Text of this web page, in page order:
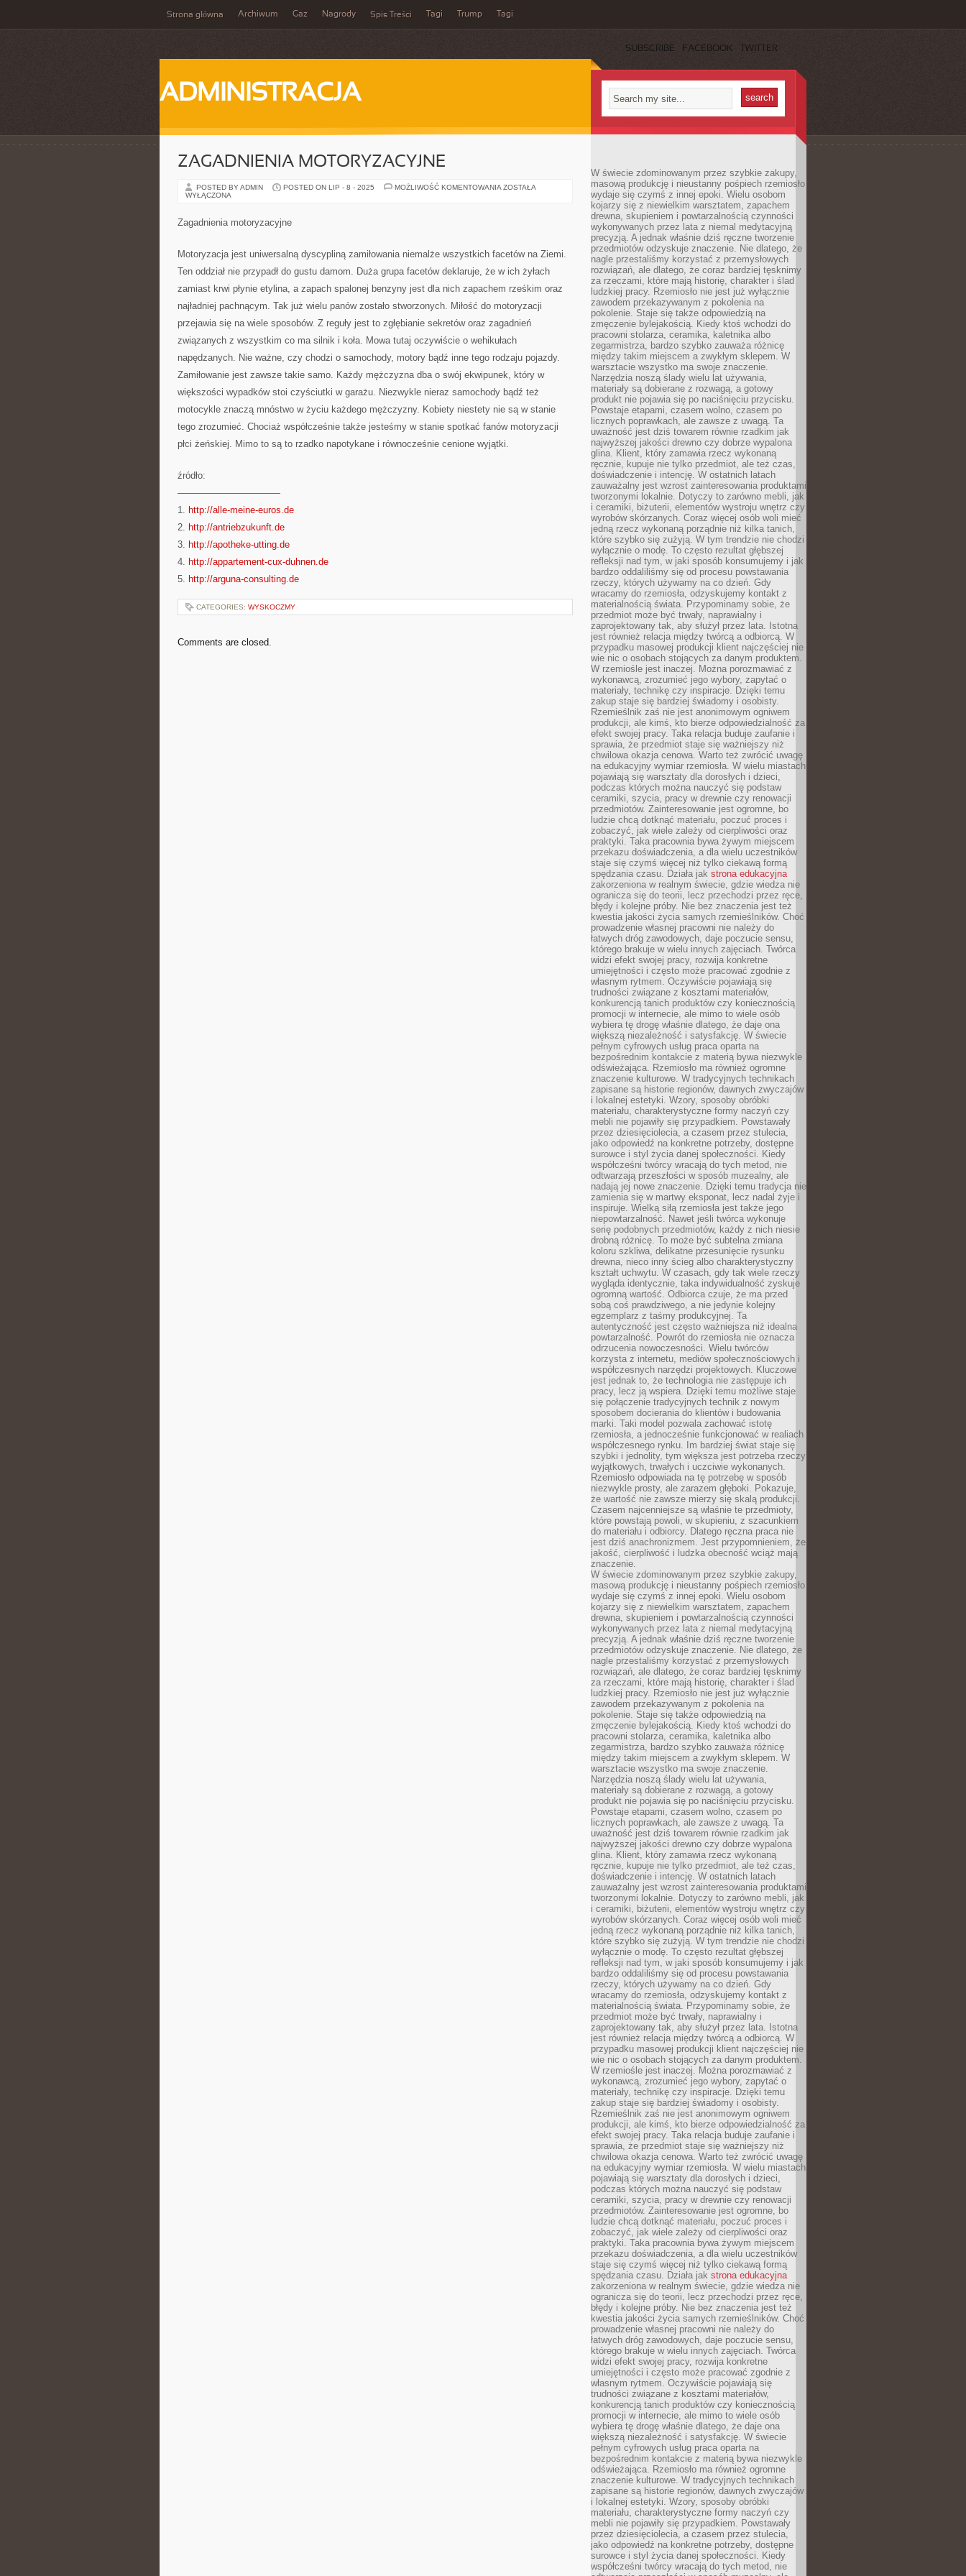
Strona główna Archiwum Gaz Nagrody Spis Treści Tagi Trump Tagi
SUBSCRIBE FACEBOOK TWITTER
ADMINISTRACJA
ZAGADNIENIA MOTORYZACYJNE
POSTED BY ADMIN POSTED ON LIP - 8 - 2025 MOŻLIWOŚĆ KOMENTOWANIA ZAGADNIENIA
ZOSTAŁA
WYŁĄCZONA
Zagadnienia motoryzacyjne
Motoryzacja jest uniwersalną dyscypliną zamiłowania niemalże wszystkich facetów na Ziemi.
Ten oddział nie przypadł do gustu damom. Duża grupa facetów deklaruje, że w ich żyłach
zamiast krwi płynie etylina, a zapach spalonej benzyny jest dla nich zapachem rześkim oraz
najładniej pachnącym. Tak już wielu panów zostało stworzonych. Miłość do motoryzacji
przejawia się na wiele sposobów. Z reguły jest to zgłębianie sekretów oraz zagadnień
związanych z wszystkim co ma silnik i koła. Mowa tutaj oczywiście o wehikułach
napędzanych. Nie ważne, czy chodzi o samochody, motory bądź inne tego rodzaju pojazdy.
Zamiłowanie jest zawsze takie samo. Każdy mężczyzna dba o swój ekwipunek, który w
większości wypadków stoi czyściutki w garażu. Niezwykle nieraz samochody bądź też
motocykle znaczą mnóstwo w życiu każdego mężczyzny. Kobiety niestety nie są w stanie
tego zrozumieć. Chociaż współcześnie także jesteśmy w stanie spotkać fanów motoryzacji
płci żeńskiej. Mimo to są to rzadko napotykane i równocześnie cenione wyjątki.
źródło:
———————————
1. http://alle-meine-euros.de
2. http://antriebzukunft.de
3. http://apotheke-utting.de
4. http://appartement-cux-duhnen.de
5. http://arguna-consulting.de
CATEGORIES: WYSKOCZMY
Comments are closed.
W świecie zdominowanym przez szybkie zakupy,
masową produkcję i nieustanny pośpiech rzemiosło
wydaje się czymś z innej epoki. Wielu osobom
kojarzy się z niewielkim warsztatem, zapachem
drewna, skupieniem i powtarzalnością czynności
wykonywanych przez lata z niemal medytacyjną
precyzją. A jednak właśnie dziś ręczne tworzenie
przedmiotów odzyskuje znaczenie. Nie dlatego, że
nagle przestaliśmy korzystać z przemysłowych
rozwiązań, ale dlatego, że coraz bardziej tęsknimy
za rzeczami, które mają historię, charakter i ślad
ludzkiej pracy. Rzemiosło nie jest już wyłącznie
zawodem przekazywanym z pokolenia na
pokolenie. Staje się także odpowiedzią na
zmęczenie bylejakością. Kiedy ktoś wchodzi do
pracowni stolarza, ceramika, kaletnika albo
zegarmistrza, bardzo szybko zauważa różnicę
między takim miejscem a zwykłym sklepem. W
warsztacie wszystko ma swoje znaczenie.
Narzędzia noszą ślady wielu lat używania,
materiały są dobierane z rozwagą, a gotowy
produkt nie pojawia się po naciśnięciu przycisku.
Powstaje etapami, czasem wolno, czasem po
licznych poprawkach, ale zawsze z uwagą. Ta
uważność jest dziś towarem równie rzadkim jak
najwyższej jakości drewno czy dobrze wypalona
glina. Klient, który zamawia rzecz wykonaną
ręcznie, kupuje nie tylko przedmiot, ale też czas,
doświadczenie i intencję. W ostatnich latach
zauważalny jest wzrost zainteresowania produktami
tworzonymi lokalnie. Dotyczy to zarówno mebli, jak
i ceramiki, biżuterii, elementów wystroju wnętrz czy
wyrobów skórzanych. Coraz więcej osób woli mieć
jedną rzecz wykonaną porządnie niż kilka tanich,
które szybko się zużyją. W tym trendzie nie chodzi
wyłącznie o modę. To często rezultat głębszej
refleksji nad tym, w jaki sposób konsumujemy i jak
bardzo oddaliliśmy się od procesu powstawania
rzeczy, których używamy na co dzień. Gdy
wracamy do rzemiosła, odzyskujemy kontakt z
materialnością świata. Przypominamy sobie, że
przedmiot może być trwały, naprawialny i
zaprojektowany tak, aby służył przez lata. Istotna
jest również relacja między twórcą a odbiorcą. W
przypadku masowej produkcji klient najczęściej nie
wie nic o osobach stojących za danym produktem.
W rzemiośle jest inaczej. Można porozmawiać z
wykonawcą, zrozumieć jego wybory, zapytać o
materiały, technikę czy inspiracje. Dzięki temu
zakup staje się bardziej świadomy i osobisty.
Rzemieślnik zaś nie jest anonimowym ogniwem
produkcji, ale kimś, kto bierze odpowiedzialność za
efekt swojej pracy. Taka relacja buduje zaufanie i
sprawia, że przedmiot staje się ważniejszy niż
chwilowa okazja cenowa. Warto też zwrócić uwagę
na edukacyjny wymiar rzemiosła. W wielu miastach
pojawiają się warsztaty dla dorosłych i dzieci,
podczas których można nauczyć się podstaw
ceramiki, szycia, pracy w drewnie czy renowacji
przedmiotów. Zainteresowanie jest ogromne, bo
ludzie chcą dotknąć materiału, poczuć proces i
zobaczyć, jak wiele zależy od cierpliwości oraz
praktyki. Taka pracownia bywa żywym miejscem
przekazu doświadczenia, a dla wielu uczestników
staje się czymś więcej niż tylko ciekawą formą
spędzania czasu. Działa jak strona edukacyjna
zakorzeniona w realnym świecie, gdzie wiedza nie
ogranicza się do teorii, lecz przechodzi przez ręce,
błędy i kolejne próby. Nie bez znaczenia jest też
kwestia jakości życia samych rzemieślników. Choć
prowadzenie własnej pracowni nie należy do
łatwych dróg zawodowych, daje poczucie sensu,
którego brakuje w wielu innych zajęciach. Twórca
widzi efekt swojej pracy, rozwija konkretne
umiejętności i często może pracować zgodnie z
własnym rytmem. Oczywiście pojawiają się
trudności związane z kosztami materiałów,
konkurencją tanich produktów czy koniecznością
promocji w internecie, ale mimo to wiele osób
wybiera tę drogę właśnie dlatego, że daje ona
większą niezależność i satysfakcję. W świecie
pełnym cyfrowych usług praca oparta na
bezpośrednim kontakcie z materią bywa niezwykle
odświeżająca. Rzemiosło ma również ogromne
znaczenie kulturowe. W tradycyjnych technikach
zapisane są historie regionów, dawnych zwyczajów
i lokalnej estetyki. Wzory, sposoby obróbki
materiału, charakterystyczne formy naczyń czy
mebli nie pojawiły się przypadkiem. Powstawały
przez dziesięciolecia, a czasem przez stulecia,
jako odpowiedź na konkretne potrzeby, dostępne
surowce i styl życia danej społeczności. Kiedy
współcześni twórcy wracają do tych metod, nie
odtwarzają przeszłości w sposób muzealny, ale
nadają jej nowe znaczenie. Dzięki temu tradycja nie
zamienia się w martwy eksponat, lecz nadal żyje i
inspiruje. Wielką siłą rzemiosła jest także jego
niepowtarzalność. Nawet jeśli twórca wykonuje
serię podobnych przedmiotów, każdy z nich niesie
drobną różnicę. To może być subtelna zmiana
koloru szkliwa, delikatne przesunięcie rysunku
drewna, nieco inny ścieg albo charakterystyczny
kształt uchwytu. W czasach, gdy tak wiele rzeczy
wygląda identycznie, taka indywidualność zyskuje
ogromną wartość. Odbiorca czuje, że ma przed
sobą coś prawdziwego, a nie jedynie kolejny
egzemplarz z taśmy produkcyjnej. Ta
autentyczność jest często ważniejsza niż idealna
powtarzalność. Powrót do rzemiosła nie oznacza
odrzucenia nowoczesności. Wielu twórców
korzysta z internetu, mediów społecznościowych i
współczesnych narzędzi projektowych. Kluczowe
jest jednak to, że technologia nie zastępuje ich
pracy, lecz ją wspiera. Dzięki temu możliwe staje
się połączenie tradycyjnych technik z nowym
sposobem docierania do klientów i budowania
marki. Taki model pozwala zachować istotę
rzemiosła, a jednocześnie funkcjonować w realiach
współczesnego rynku. Im bardziej świat staje się
szybki i jednolity, tym większa jest potrzeba rzeczy
wyjątkowych, trwałych i uczciwie wykonanych.
Rzemiosło odpowiada na tę potrzebę w sposób
niezwykle prosty, ale zarazem głęboki. Pokazuje,
że wartość nie zawsze mierzy się skalą produkcji.
Czasem najcenniejsze są właśnie te przedmioty,
które powstają powoli, w skupieniu, z szacunkiem
do materiału i odbiorcy. Dlatego ręczna praca nie
jest dziś anachronizmem. Jest przypomnieniem, że
jakość, cierpliwość i ludzka obecność wciąż mają
znaczenie.
W świecie zdominowanym przez szybkie zakupy,
masową produkcję i nieustanny pośpiech rzemiosło
wydaje się czymś z innej epoki. Wielu osobom
kojarzy się z niewielkim warsztatem, zapachem
drewna, skupieniem i powtarzalnością czynności
wykonywanych przez lata z niemal medytacyjną
precyzją. A jednak właśnie dziś ręczne tworzenie
przedmiotów odzyskuje znaczenie. Nie dlatego, że
nagle przestaliśmy korzystać z przemysłowych
rozwiązań, ale dlatego, że coraz bardziej tęsknimy
za rzeczami, które mają historię, charakter i ślad
ludzkiej pracy. Rzemiosło nie jest już wyłącznie
zawodem przekazywanym z pokolenia na
pokolenie. Staje się także odpowiedzią na
zmęczenie bylejakością. Kiedy ktoś wchodzi do
pracowni stolarza, ceramika, kaletnika albo
zegarmistrza, bardzo szybko zauważa różnicę
między takim miejscem a zwykłym sklepem. W
warsztacie wszystko ma swoje znaczenie.
Narzędzia noszą ślady wielu lat używania,
materiały są dobierane z rozwagą, a gotowy
produkt nie pojawia się po naciśnięciu przycisku.
Powstaje etapami, czasem wolno, czasem po
licznych poprawkach, ale zawsze z uwagą. Ta
uważność jest dziś towarem równie rzadkim jak
najwyższej jakości drewno czy dobrze wypalona
glina. Klient, który zamawia rzecz wykonaną
ręcznie, kupuje nie tylko przedmiot, ale też czas,
doświadczenie i intencję. W ostatnich latach
zauważalny jest wzrost zainteresowania produktami
tworzonymi lokalnie. Dotyczy to zarówno mebli, jak
i ceramiki, biżuterii, elementów wystroju wnętrz czy
wyrobów skórzanych. Coraz więcej osób woli mieć
jedną rzecz wykonaną porządnie niż kilka tanich,
które szybko się zużyją. W tym trendzie nie chodzi
wyłącznie o modę. To często rezultat głębszej
refleksji nad tym, w jaki sposób konsumujemy i jak
bardzo oddaliliśmy się od procesu powstawania
rzeczy, których używamy na co dzień. Gdy
wracamy do rzemiosła, odzyskujemy kontakt z
materialnością świata. Przypominamy sobie, że
przedmiot może być trwały, naprawialny i
zaprojektowany tak, aby służył przez lata. Istotna
jest również relacja między twórcą a odbiorcą. W
przypadku masowej produkcji klient najczęściej nie
wie nic o osobach stojących za danym produktem.
W rzemiośle jest inaczej. Można porozmawiać z
wykonawcą, zrozumieć jego wybory, zapytać o
materiały, technikę czy inspiracje. Dzięki temu
zakup staje się bardziej świadomy i osobisty.
Rzemieślnik zaś nie jest anonimowym ogniwem
produkcji, ale kimś, kto bierze odpowiedzialność za
efekt swojej pracy. Taka relacja buduje zaufanie i
sprawia, że przedmiot staje się ważniejszy niż
chwilowa okazja cenowa. Warto też zwrócić uwagę
na edukacyjny wymiar rzemiosła. W wielu miastach
pojawiają się warsztaty dla dorosłych i dzieci,
podczas których można nauczyć się podstaw
ceramiki, szycia, pracy w drewnie czy renowacji
przedmiotów. Zainteresowanie jest ogromne, bo
ludzie chcą dotknąć materiału, poczuć proces i
zobaczyć, jak wiele zależy od cierpliwości oraz
praktyki. Taka pracownia bywa żywym miejscem
przekazu doświadczenia, a dla wielu uczestników
staje się czymś więcej niż tylko ciekawą formą
spędzania czasu. Działa jak strona edukacyjna
zakorzeniona w realnym świecie, gdzie wiedza nie
ogranicza się do teorii, lecz przechodzi przez ręce,
błędy i kolejne próby. Nie bez znaczenia jest też
kwestia jakości życia samych rzemieślników. Choć
prowadzenie własnej pracowni nie należy do
łatwych dróg zawodowych, daje poczucie sensu,
którego brakuje w wielu innych zajęciach. Twórca
widzi efekt swojej pracy, rozwija konkretne
umiejętności i często może pracować zgodnie z
własnym rytmem. Oczywiście pojawiają się
trudności związane z kosztami materiałów,
konkurencją tanich produktów czy koniecznością
promocji w internecie, ale mimo to wiele osób
wybiera tę drogę właśnie dlatego, że daje ona
większą niezależność i satysfakcję. W świecie
pełnym cyfrowych usług praca oparta na
bezpośrednim kontakcie z materią bywa niezwykle
odświeżająca. Rzemiosło ma również ogromne
znaczenie kulturowe. W tradycyjnych technikach
zapisane są historie regionów, dawnych zwyczajów
i lokalnej estetyki. Wzory, sposoby obróbki
materiału, charakterystyczne formy naczyń czy
mebli nie pojawiły się przypadkiem. Powstawały
przez dziesięciolecia, a czasem przez stulecia,
jako odpowiedź na konkretne potrzeby, dostępne
surowce i styl życia danej społeczności. Kiedy
współcześni twórcy wracają do tych metod, nie